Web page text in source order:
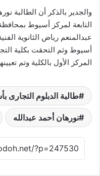
والجدير بالذكر أن الطالبة
التابعة لمركز أسيوط
عبدالمنعم رياض الثانوية
أسيوط وثم التحقت بكلية
المركز الأول بالكلية وتم
طالبة الدبلوم التجارى
نورهان أحمد عبدالله